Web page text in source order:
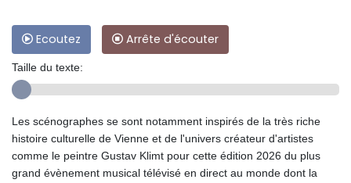
Ecoutez Arrête d'écouter
Taille du texte:
Les scénographes se sont notamment inspirés de la très riche
histoire culturelle de Vienne et de l'univers créateur d'artistes
comme le peintre Gustav Klimt pour cette édition 2026 du plus
grand évènement musical télévisé en direct au monde dont la